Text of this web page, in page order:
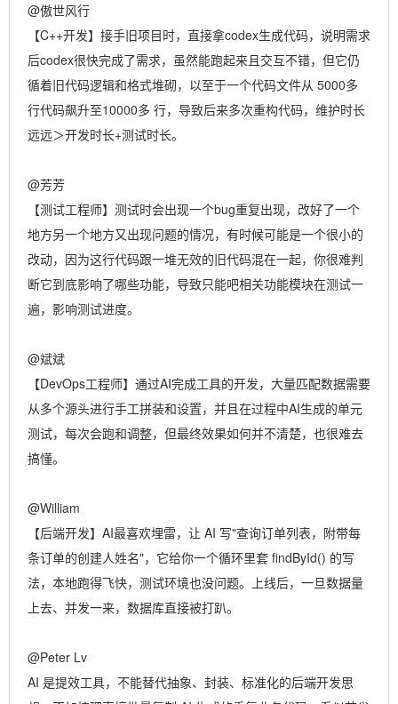
@傲世风行
【C++开发】接手旧项目时，直接拿codex生成代码，说明需求
后codex很快完成了需求，虽然能跑起来且交互不错，但它仍
循着旧代码逻辑和格式堆砌，以至于一个代码文件从 5000多
行代码飙升至10000多 行，导致后来多次重构代码，维护时长
远远＞开发时长+测试时长。
@芳芳
【测试工程师】测试时会出现一个bug重复出现，改好了一个
地方另一个地方又出现问题的情况，有时候可能是一个很小的
改动，因为这行代码跟一堆无效的旧代码混在一起，你很难判
断它到底影响了哪些功能，导致只能吧相关功能模块在测试一
遍，影响测试进度。
@斌斌
【DevOps工程师】通过AI完成工具的开发，大量匹配数据需要
从多个源头进行手工拼装和设置，并且在过程中AI生成的单元
测试，每次会跑和调整，但最终效果如何并不清楚，也很难去
搞懂。
@William
【后端开发】AI最喜欢埋雷，让 AI 写"查询订单列表，附带每
条订单的创建人姓名"，它给你一个循环里套 findById() 的写
法，本地跑得飞快，测试环境也没问题。上线后，一旦数据量
上去、并发一来，数据库直接被打趴。
@Peter Lv
AI 是提效工具，不能替代抽象、封装、标准化的后端开发思